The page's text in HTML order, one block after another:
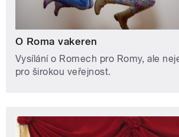
O Roma vakeren
Vysílání o Romech pro Romy, ale
pro širokou veřejnost.